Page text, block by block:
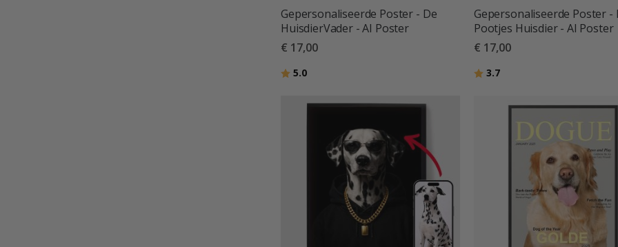
Gepersonaliseerde Poster - De
HuisdierVader - AI Poster
€ 17,00
Beoordeling:
5.0
Gepersonaliseerde Poster -
Pootjes Huisdier - AI Poster
€ 17,00
Beoordeling:
3.7uit 5 sterren